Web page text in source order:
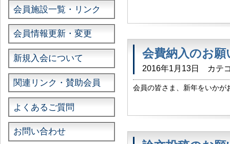
会費納入のお願
2016年1月13日 カテ
会員の皆さま、新年をいかが
会員施設一覧・リンク
会員情報更新・変更
新規入会について
関連リンク・賛助会員
よくあるご質問
お問い合わせ